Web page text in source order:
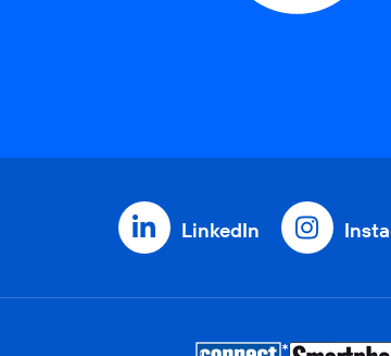
LinkedIn